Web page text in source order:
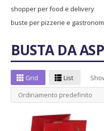
shopper per food e delivery
buste per pizzerie e
BUSTA DA
Grid List